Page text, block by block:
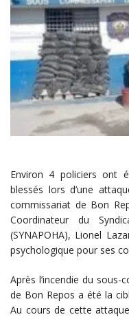
Environ 4 policiers ont
blessés lors d’une
commissariat de Bon
Coordinateur du
(SYNAPOHA), Lionel
psychologique pour ses
Après l’incendie du
de Bon Repos a été la
Au cours de cette